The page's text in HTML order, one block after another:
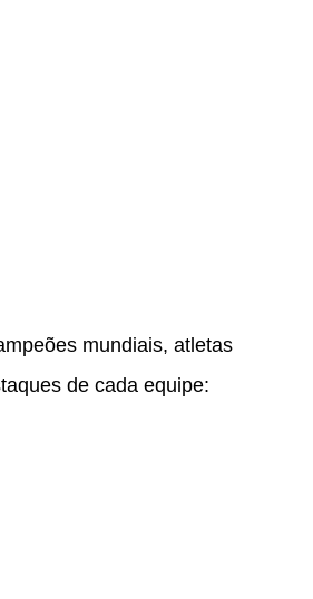
mundiais, atletas
de cada equipe: